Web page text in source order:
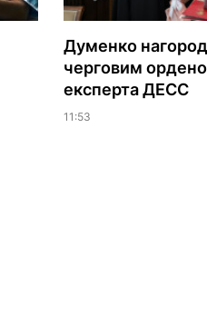
Думенко
черговим
експерта ДЕСС
11:53